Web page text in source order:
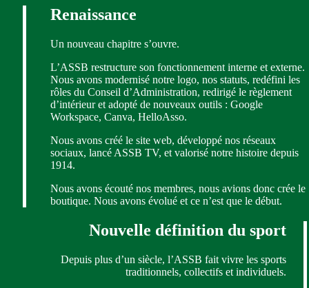
Renaissance
Un nouveau chapitre s’ouvre.
L’ASSB restructure son fonctionnement interne et externe.
Nous avons modernisé notre logo, nos statuts, redéfini les
rôles du Conseil d’Administration, redirigé le règlement
d’intérieur et adopté de nouveaux outils : Google
Workspace, Canva, HelloAsso.
Nous avons créé le site web, développé nos réseaux
sociaux, lancé ASSB TV, et valorisé notre histoire depuis
1914.
Nous avons écouté nos membres, nous avions donc crée le
boutique. Nous avons évolué et ce n’est que le début.
Nouvelle définition du sport
Depuis plus d’un siècle, l’ASSB fait vivre les sports
traditionnels, collectifs et individuels.